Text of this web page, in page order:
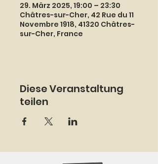
29. März 2025, 19:00 – 23:30
Châtres-sur-Cher, 42 Rue du 11
Novembre 1918, 41320 Châtres-
sur-Cher, France
Diese Veranstaltung
teilen